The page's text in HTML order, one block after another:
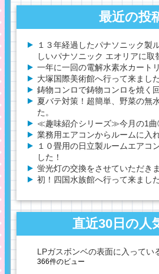
最近の投
１３年経過したパナソニック製
しいパナソニック エオリアに取
一年に一回の電解水素水カート
大塚国際美術館へ行って来ました
鋳物コンロで鋳物コンロを焼く回
夏バテ対策！超簡単、野菜の無
た。
≪趣味紹介シリーズ≫今月の1
業務用エアコンからルームに入
１０畳用の日立製ルームエアコ
した！
蛍光灯の交換をさせていただきま
初！四国水族館へ行って来ました
直近30日の人
LPガスボンベの表面に入ってい
366件のビュー